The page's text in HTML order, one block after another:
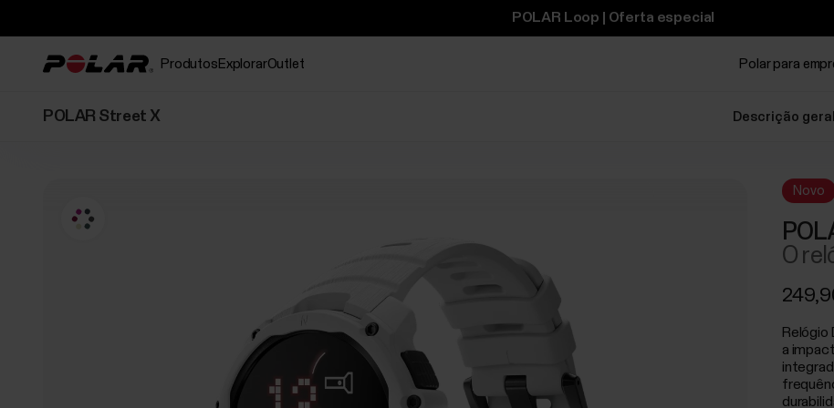
POLAR Loop | Oferta especial
Produtos ExplorarOutlet Polar para
POLAR Street X Descrição geral
Novo
O
Relógio
a